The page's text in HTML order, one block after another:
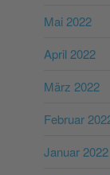
Mai 2022
April 2022
März 2022
Februar
Januar 2022